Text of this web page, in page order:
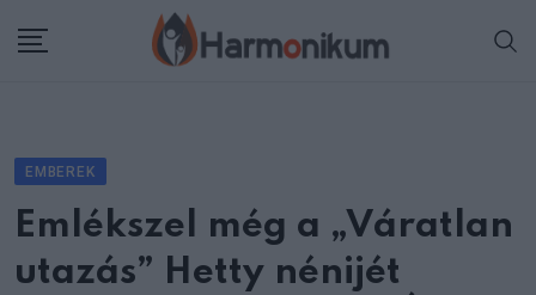
EMBEREK
Emlékszel még a „Váratlan
utazás” Hetty nénijét